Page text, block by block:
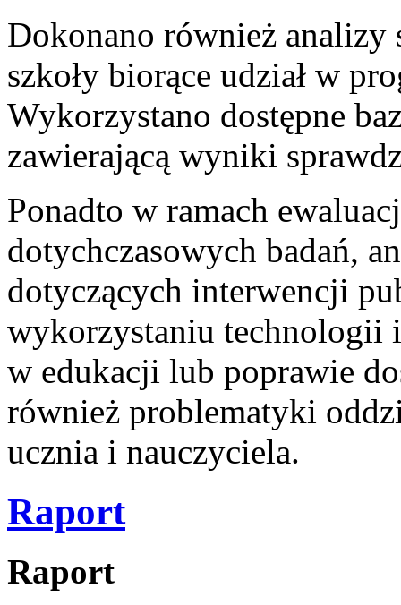
Dokonano również analizy
szkoły biorące udział w
Wykorzystano dostępne
zawierającą wyniki
Ponadto w ramach
dotychczasowych badań,
dotyczących interwencji
wykorzystaniu technologii
w edukacji lub poprawie
również problematyki
ucznia i nauczyciela.
Raport
Raport